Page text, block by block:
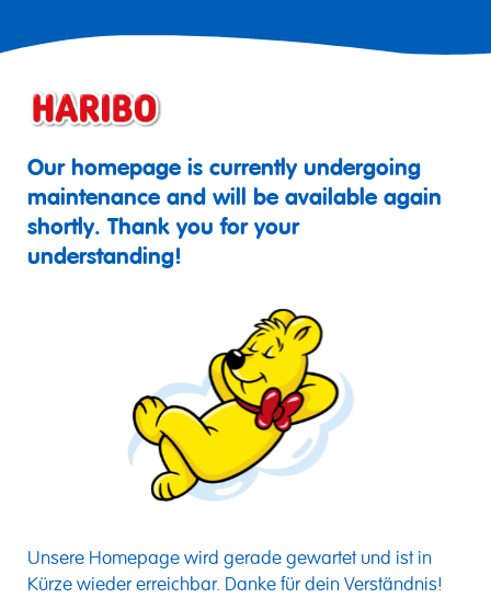
Our homepage is currently undergoing
maintenance and will be available again
shortly. Thank you for your
understanding!
Unsere Homepage wird gerade gewartet und ist in
Kürze wieder erreichbar. Danke für dein Verständnis!